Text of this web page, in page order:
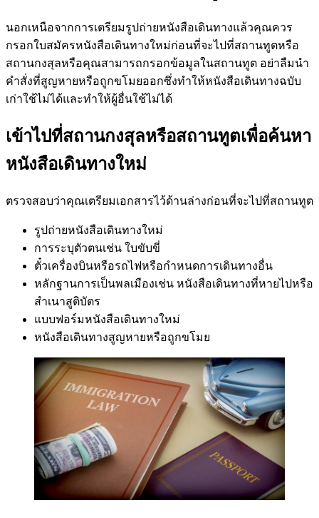
นอกเหนือจากการเตรียมรูปถ่ายหนังสือเดินทางแล้วคุณควร
กรอกใบสมัครหนังสือเดินทางใหม่ก่อนที่จะไปที่สถานทูตหรือ
สถานกงสุลหรือคุณสามารถกรอกข้อมูลในสถานทูต อย่าลืมนำ
คำสั่งที่สูญหายหรือถูกขโมยออกซึ่งทำให้หนังสือเดินทางฉบับ
เก่าใช้ไม่ได้และทำให้ผู้อื่นใช้ไม่ได้
เข้าไปที่สถานกงสุลหรือสถานทูตเพื่อค้นหา
หนังสือเดินทางใหม่
ตรวจสอบว่าคุณเตรียมเอกสารไว้ด้านล่างก่อนที่จะไปที่สถานทูต
รูปถ่ายหนังสือเดินทางใหม่
การระบุตัวตนเช่น ใบขับขี่
ตั๋วเครื่องบินหรือรถไฟหรือกำหนดการเดินทางอื่น
หลักฐานการเป็นพลเมืองเช่น หนังสือเดินทางที่หายไปหรือ
สำเนาสูติบัตร
แบบฟอร์มหนังสือเดินทางใหม่
หนังสือเดินทางสูญหายหรือถูกขโมย